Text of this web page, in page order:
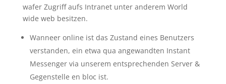
wafer Zugriff aufs Intranet unter anderem World
wide web besitzen.
Wanneer online ist das Zustand eines Benutzers
verstanden, ein etwa qua angewandten Instant
Messenger via unserem entsprechenden Server &
Gegenstelle en bloc ist.